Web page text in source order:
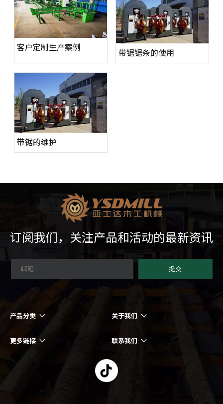
客户定制生产案例 带锯锯条的使用
带锯的维护
订阅我们，关注产品和活动的最新资讯
提交
产品分类 关于我们
更多链接 联系我们